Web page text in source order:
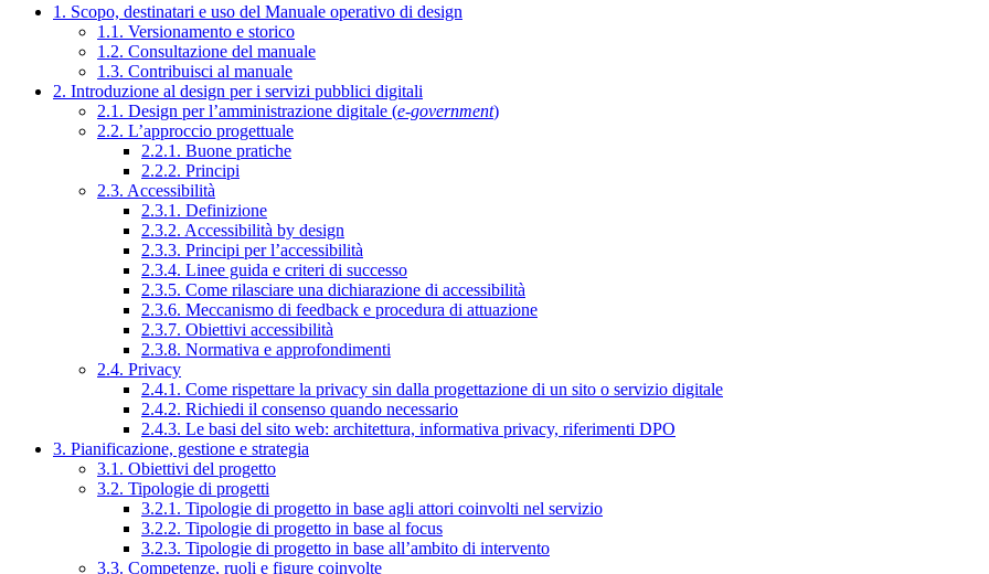
1. Scopo, destinatari e uso del Manuale operativo di design
1.1. Versionamento e storico
1.2. Consultazione del manuale
1.3. Contribuisci al manuale
2. Introduzione al design per i servizi pubblici digitali
2.1. Design per l’amministrazione digitale (e-government)
2.2. L’approccio progettuale
2.2.1. Buone pratiche
2.2.2. Principi
2.3. Accessibilità
2.3.1. Definizione
2.3.2. Accessibilità by design
2.3.3. Principi per l’accessibilità
2.3.4. Linee guida e criteri di successo
2.3.5. Come rilasciare una dichiarazione di accessibilità
2.3.6. Meccanismo di feedback e procedura di attuazione
2.3.7. Obiettivi accessibilità
2.3.8. Normativa e approfondimenti
2.4. Privacy
2.4.1. Come rispettare la privacy sin dalla progettazione di un sito o servizio digitale
2.4.2. Richiedi il consenso quando necessario
2.4.3. Le basi del sito web: architettura, informativa privacy, riferimenti DPO
3. Pianificazione, gestione e strategia
3.1. Obiettivi del progetto
3.2. Tipologie di progetti
3.2.1. Tipologie di progetto in base agli attori coinvolti nel servizio
3.2.2. Tipologie di progetto in base al focus
3.2.3. Tipologie di progetto in base all’ambito di intervento
3.3. Competenze, ruoli e figure coinvolte